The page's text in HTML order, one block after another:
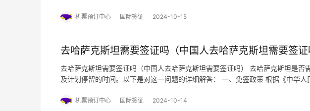
条件包括：自入境之…
机票预订中心 国际签证 2024-10-15
去哈萨克斯坦需要签证吗（中国人去哈萨克斯坦需要签证
去哈萨克斯坦需要签证吗（中国人去哈萨克斯坦需要签证吗） 去哈萨克斯坦是否
及计划停留的时间。以下是对这一问题的详细解答： 一、免签政策 根据《中华
停留不超过9…
机票预订中心 国际签证 2024-10-14